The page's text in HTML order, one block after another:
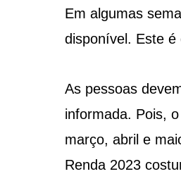
Em algumas
disponível. Este é
As pessoas
informada. Pois,
março, abril e
Renda 2023